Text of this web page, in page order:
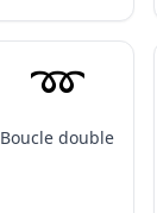
➿️
Boucle double